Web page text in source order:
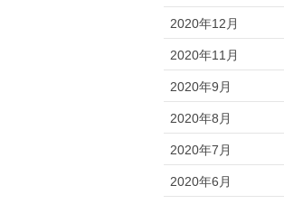
2020年12月
2020年11月
2020年9月
2020年8月
2020年7月
2020年6月